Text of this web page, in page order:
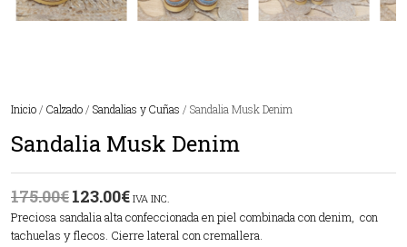
Inicio / Calzado / Sandalias y Cuñas / Sandalia Musk Denim
Sandalia Musk Denim
175.00€123.00€ IVA INC.
Preciosa sandalia alta confeccionada en piel combinada con denim, con
tachuelas y flecos. Cierre lateral con cremallera.